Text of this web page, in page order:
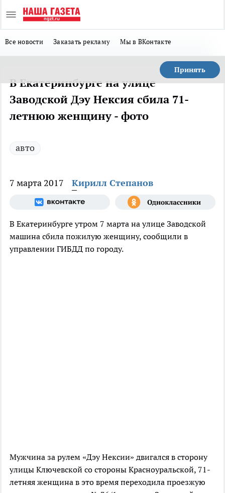
Все новости Заказать рекламу Мы в ВКонтакте
Принять
В Екатеринбурге на улице
Заводской Дэу Нексия сбила 71-
летнюю женщину - фото
авто
7 марта 2017 Кирилл Степанов
В Екатеринбурге утром 7 марта на улице Заводской
машина сбила пожилую женщину, сообщили в
управлении ГИБДД по городу.
Мужчина за рулем «Дэу Нексии» двигался в сторону
улицы Ключевской со стороны Красноуральской, 71-
летняя женщина в это время переходила проезжую